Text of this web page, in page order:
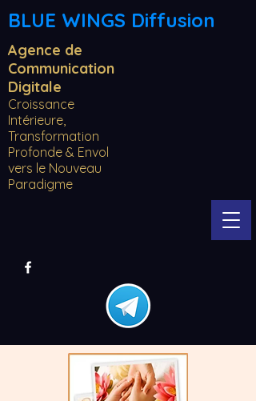
BLUE WINGS Diffusion
Agence de
Communication
Digitale
Croissance
Intérieure,
Transformation
Profonde & Envol
vers le Nouveau
Paradigme